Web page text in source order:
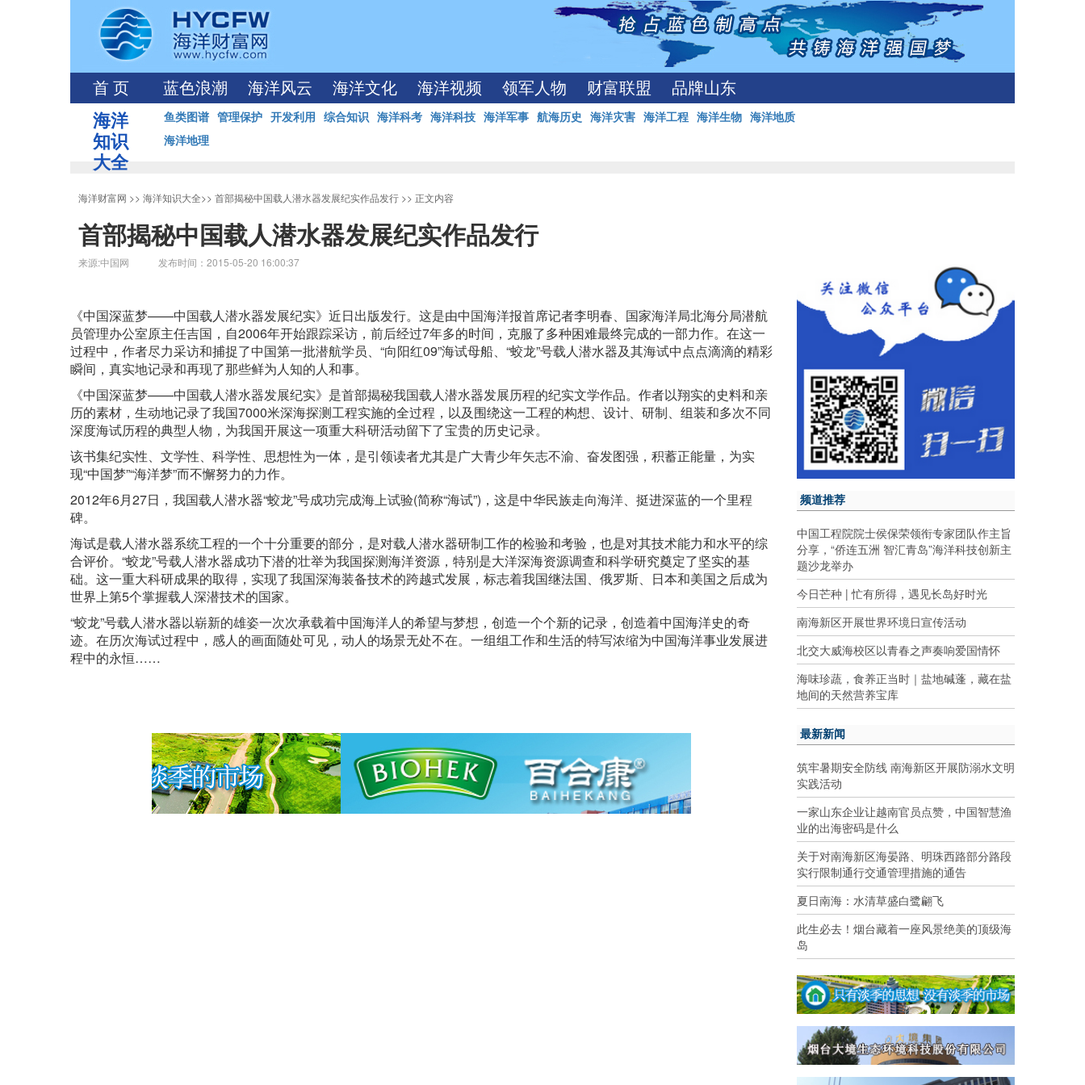
首 页 蓝色浪潮 海洋风云 海洋文化 海洋视频 领军人物 财富联盟 品牌山东
海洋
知识
大全
鱼类图谱 管理保护 开发利用 综合知识 海洋科考 海洋科技 海洋军事 航海历史 海洋灾害 海洋工程 海洋生物 海洋地质
海洋地理
海洋财富网 >> 海洋知识大全>> 首部揭秘中国载人潜水器发展纪实作品发行 >> 正文内容
首部揭秘中国载人潜水器发展纪实作品发行
来源:中国网 发布时间：2015-05-20 16:00:37
《中国深蓝梦——中国载人潜水器发展纪实》近日出版发行。这是由中国海洋报首席记者李明春、国家海洋局北海分局潜航
员管理办公室原主任吉国，自2006年开始跟踪采访，前后经过7年多的时间，克服了多种困难最终完成的一部力作。在这一
过程中，作者尽力采访和捕捉了中国第一批潜航学员、“向阳红09”海试母船、“蛟龙”号载人潜水器及其海试中点点滴滴的精彩
瞬间，真实地记录和再现了那些鲜为人知的人和事。
《中国深蓝梦——中国载人潜水器发展纪实》是首部揭秘我国载人潜水器发展历程的纪实文学作品。作者以翔实的史料和亲
历的素材，生动地记录了我国7000米深海探测工程实施的全过程，以及围绕这一工程的构想、设计、研制、组装和多次不同
深度海试历程的典型人物，为我国开展这一项重大科研活动留下了宝贵的历史记录。
该书集纪实性、文学性、科学性、思想性为一体，是引领读者尤其是广大青少年矢志不渝、奋发图强，积蓄正能量，为实
现“中国梦”“海洋梦”而不懈努力的力作。
2012年6月27日，我国载人潜水器“蛟龙”号成功完成海上试验(简称“海试”)，这是中华民族走向海洋、挺进深蓝的一个里程
碑。
海试是载人潜水器系统工程的一个十分重要的部分，是对载人潜水器研制工作的检验和考验，也是对其技术能力和水平的综
合评价。“蛟龙”号载人潜水器成功下潜的壮举为我国探测海洋资源，特别是大洋深海资源调查和科学研究奠定了坚实的基
础。这一重大科研成果的取得，实现了我国深海装备技术的跨越式发展，标志着我国继法国、俄罗斯、日本和美国之后成为
世界上第5个掌握载人深潜技术的国家。
“蛟龙”号载人潜水器以崭新的雄姿一次次承载着中国海洋人的希望与梦想，创造一个个新的记录，创造着中国海洋史的奇
迹。在历次海试过程中，感人的画面随处可见，动人的场景无处不在。一组组工作和生活的特写浓缩为中国海洋事业发展进
程中的永恒……
频道推荐
中国工程院院士侯保荣领衔专家团队作主旨
分享，“侨连五洲 智汇青岛”海洋科技创新主
题沙龙举办
今日芒种 | 忙有所得，遇见长岛好时光
南海新区开展世界环境日宣传活动
北交大威海校区以青春之声奏响爱国情怀
海味珍蔬，食养正当时｜盐地碱蓬，藏在盐
地间的天然营养宝库
最新新闻
筑牢暑期安全防线 南海新区开展防溺水文明
实践活动
一家山东企业让越南官员点赞，中国智慧渔
业的出海密码是什么
关于对南海新区海晏路、明珠西路部分路段
实行限制通行交通管理措施的通告
夏日南海：水清草盛白鹭翩飞
此生必去！烟台藏着一座风景绝美的顶级海
岛